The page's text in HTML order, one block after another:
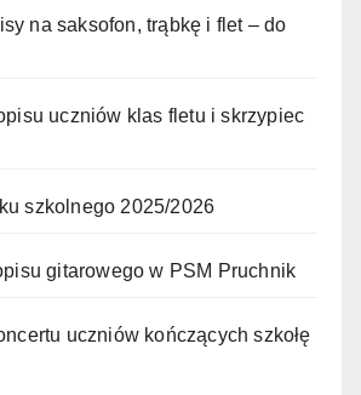
na saksofon, trąbkę i flet – do
uczniów klas fletu i skrzypiec
szkolnego 2025/2026
gitarowego w PSM Pruchnik
uczniów kończących szkołę